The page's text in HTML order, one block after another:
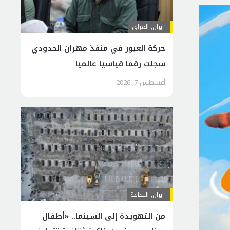
إيران, العراق
حركة العبور في منفذ مهران الحدودي
سجلت رقما قياسيا عالميا
أغسطس 7, 2026
إيران, الثقافة
من التهويدة إلى السينما.. «أطفال